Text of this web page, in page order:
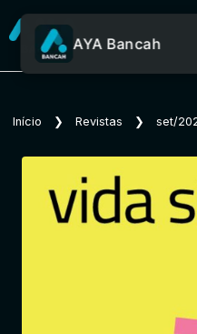
AYA Bancah
Início ❯ Revistas ❯ set/